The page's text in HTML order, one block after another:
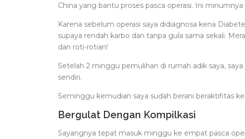
China yang bantu proses pasca operasi. Ini
Karena sebelum operasi saya didiagnosa kena
supaya rendah karbo dan tanpa gula sama sekali.
dan roti-rotian!
Setelah 2 minggu pemulihan di rumah adik saya,
sendiri.
Seminggu kemudian saya sudah berani beraktifitas
Bergulat Dengan Kompilkasi
Sayangnya tepat masuk minggu ke empat pasca